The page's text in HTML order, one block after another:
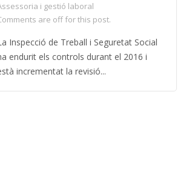
i gestió laboral
are off for this post.
Inspecció de Treball i Seguretat Social
endurit els controls durant el 2016 i
incrementat la revisió...